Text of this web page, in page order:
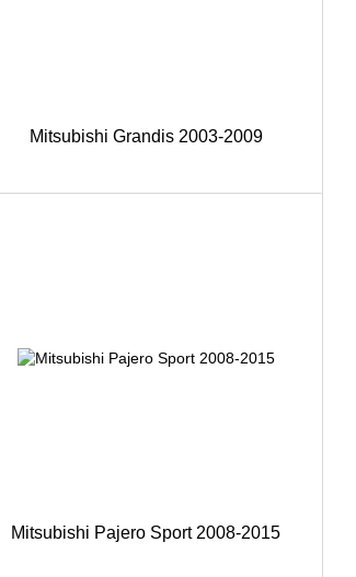
Mitsubishi Grandis 2003-2009
Mitsubishi Pajero Sport 2008-2015